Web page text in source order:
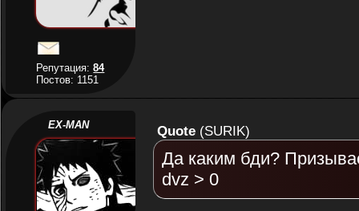
Репутация:84
Постов: 1151
EX-MAN Quote(SURIK)
Да каким бди?
dvz > 0